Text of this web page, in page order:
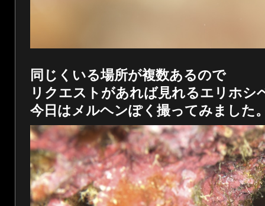
同じくいる場所が複数あるので
リクエストがあれば見れるエリホシ
今日はメルヘンぽく撮ってみました